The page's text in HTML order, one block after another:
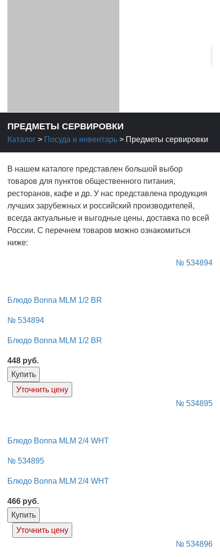
ПРЕДМЕТЫ СЕРВИРОВКИ
Каталог > Посуда и инвентарь > Предметы сервировки
В нашем каталоге представлен большой выбор
товаров для пунктов общественного питания,
ресторанов, кафе и др. У нас представлена продукция
лучших зарубежных и российский производителей,
всегда актуальные и выгодные цены, доставка по всей
России. С перечнем товаров можно ознакомиться
ниже:
№ 534894
Блюдо Bonna MLM 1/2 BR
№ 534894
Блюдо Bonna MLM 1/2 BR
448 руб.
Купить
Уточнить цену
№ 534895
Блюдо Bonna MLM 2/4 WHT
№ 534895
Блюдо Bonna MLM 2/4 WHT
466 руб.
Купить
Уточнить цену
№ 534896